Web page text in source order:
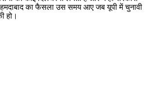
का फैसला उस समय आए जब यूपी में चुनावी
हो।